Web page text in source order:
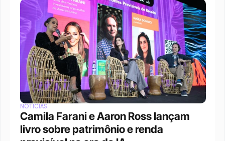
NOTÍCIAS
Camila Farani e Aaron Ross lançam
livro sobre patrimônio e renda